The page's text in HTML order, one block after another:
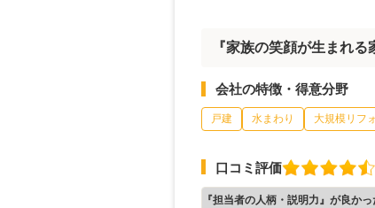
『家族の笑顔が生まれる
会社の特徴・得意分野
戸建 水まわり 大規模リフ
口コミ評価
『担当者の人柄・説明力』が良かっ